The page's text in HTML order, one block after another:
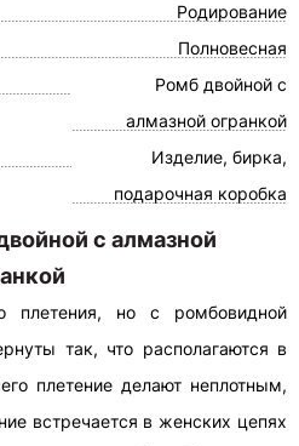
Родирование
Полновесная
Ромб двойной с
алмазной огранкой
Изделие, бирка,
подарочная коробка
с алмазной
плетения, но с ромбовидной
так, что располагаются в
плетение делают неплотным,
встречается в женских цепях